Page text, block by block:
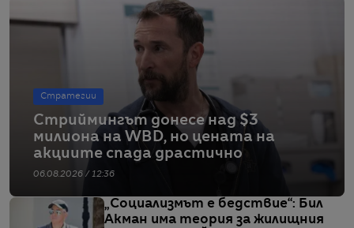
Стратегии
Стриймингът донесе над $3
милиона на WBD, но цената на
акциите спада драстично
06.08.2026 / 12:36
„Социализмът е бедствие“: Бил
Акман има теория за жилищния